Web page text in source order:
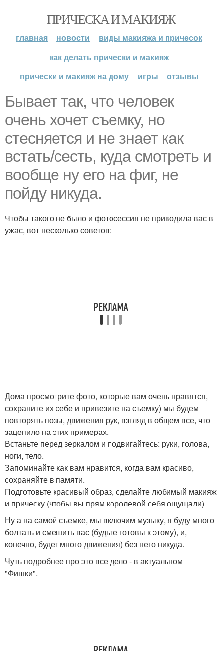
ПРИЧЕСКА И МАКИЯЖ
главная новости
виды макияжа и причесок
как делать прически и макияж
прически и макияж на дому
игры отзывы
Бывает так, что человек
очень хочет съемку, но
стесняется и не знает как
встать/сесть, куда смотреть и
вообще ну его на фиг, не
пойду никуда.
Чтобы такого не было и фотосессия не приводила вас в
ужас, вот несколько советов:
Дома просмотрите фото, которые вам очень нравятся,
сохраните их себе и привезите на съемку) мы будем
повторять позы, движения рук, взгляд в общем все, что
зацепило на этих примерах.
Встаньте перед зеркалом и подвигайтесь: руки, голова,
ноги, тело.
Запоминайте как вам нравится, когда вам красиво,
сохраняйте в памяти.
Подготовьте красивый образ, сделайте любимый макияж
и прическу (чтобы вы прям королевой себя ощущали).
Ну а на самой съемке, мы включим музыку, я буду много
болтать и смешить вас (будьте готовы к этому), и,
конечно, будет много движения) без него никуда.
Чуть подробнее про это все дело - в актуальном
"Фишки".